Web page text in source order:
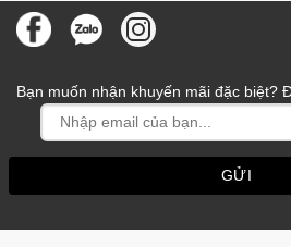
Bạn muốn nhận khuyến mãi đặc biệt?